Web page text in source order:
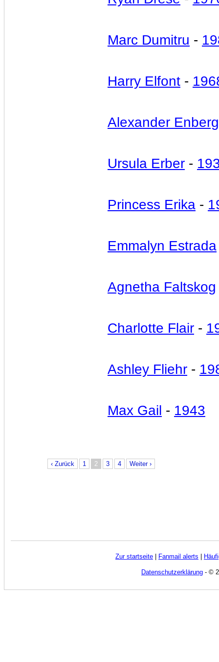
Marc Dumitru -
Harry Elfont -
Alexander Enberg
Ursula Erber -
Princess Erika -
Emmalyn Estrada
Agnetha Faltskog
Charlotte Flair -
Ashley Fliehr -
Max Gail - 1943
‹ Zurück 1 2 3 4 Weiter ›
Zur startseite | Fanmail alerts |
Datenschutzerklärung - ©